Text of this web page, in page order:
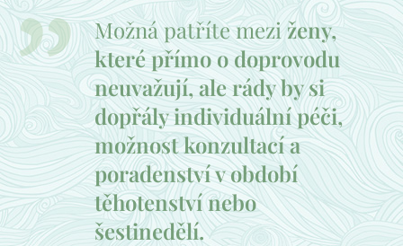
Možná patříte mezi ženy,
které přímo o doprovodu
neuvažují, ale rády by si
dopřály individuální péči,
možnost konzultací a
poradenství v období
těhotenství nebo
šestinedělí.